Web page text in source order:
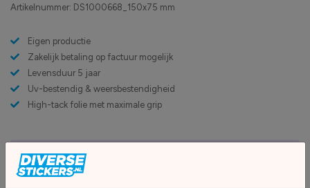
Artikelnummer: DS1000668_150x75 mm
Eigen productie
Zakelijk betaling op factuur mogelijk
Levensduur 5 jaar
Uv-bestendig & weersbestendigheid
High-tack folie met maximale grip
Custom sticker maken?